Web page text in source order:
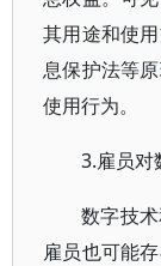
其用途和使
息保护法等
使用行为。
3.雇员对
数字技
雇员也可能